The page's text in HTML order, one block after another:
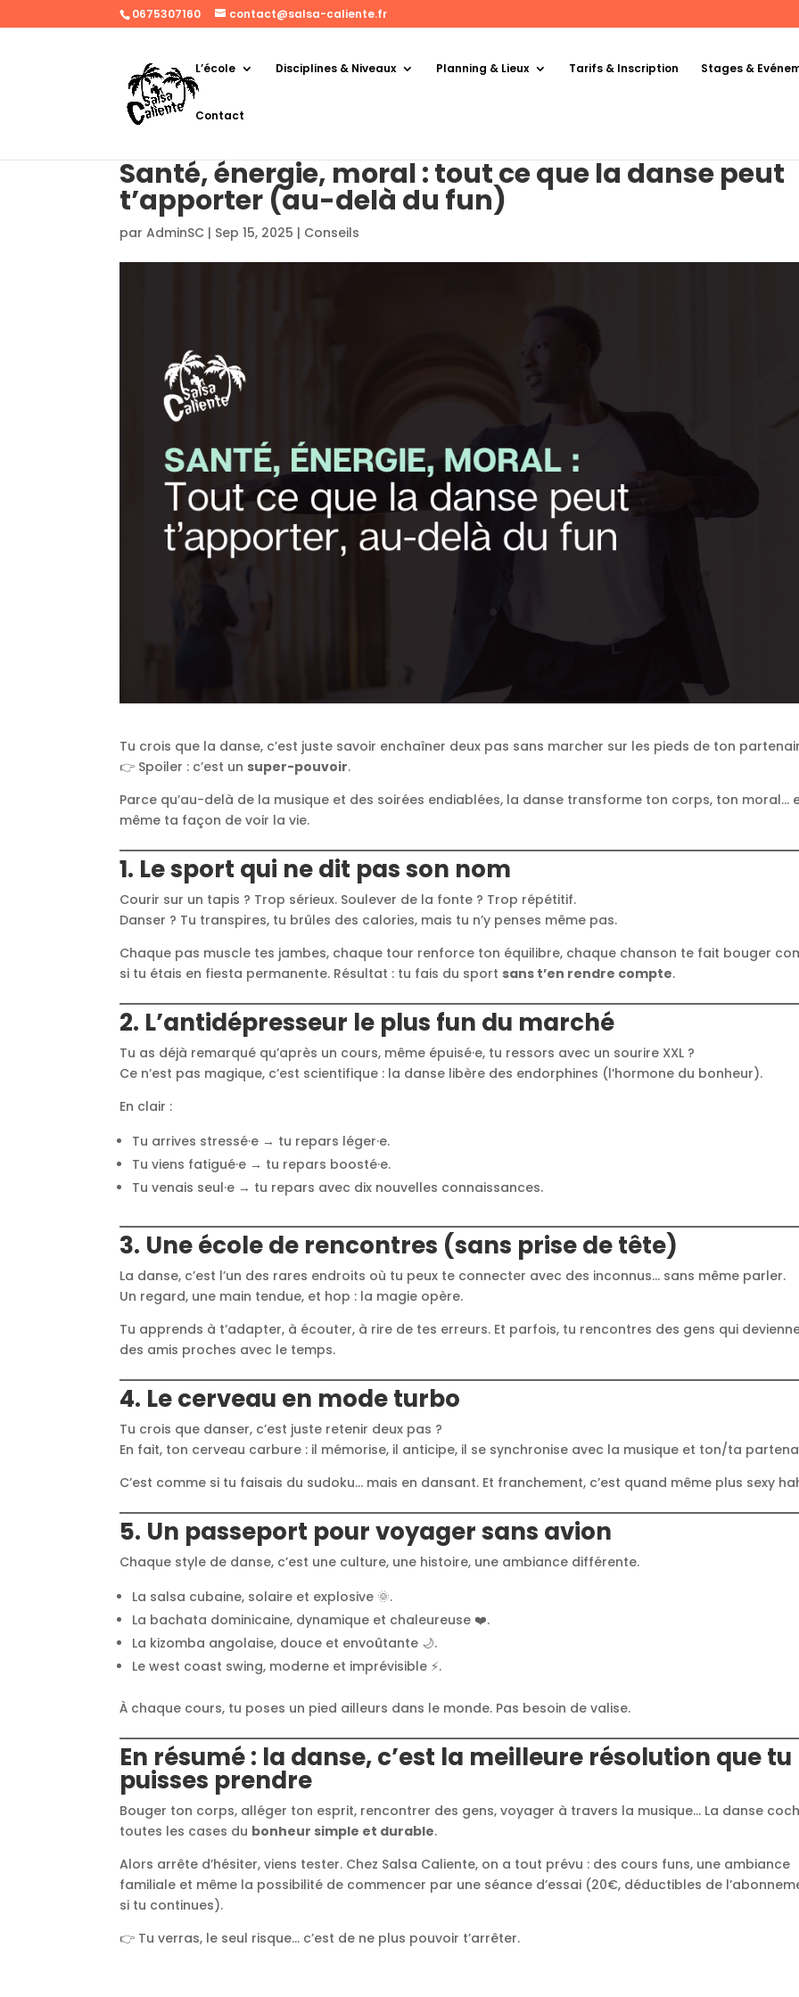
0675307160 contact@salsa-caliente.fr
L’école Disciplines & Niveaux Planning & Lieux Tarifs & Inscription Stages &
Contact
Santé, énergie, moral : tout ce que la danse peut
t’apporter (au-delà du fun)
parAdminSC | Sep 15, 2025 | Conseils
Tu crois que la danse, c’est juste savoir enchaîner deux pas sans marcher sur les pieds de ton
👉 Spoiler : c’est un super-pouvoir.
Parce qu’au-delà de la musique et des soirées endiablées, la danse transforme ton corps, ton moral…
même ta façon de voir la vie.
1. Le sport qui ne dit pas son nom
Courir sur un tapis ? Trop sérieux. Soulever de la fonte ? Trop répétitif.
Danser ? Tu transpires, tu brûles des calories, mais tu n’y penses même pas.
Chaque pas muscle tes jambes, chaque tour renforce ton équilibre, chaque chanson te fait bouger
si tu étais en fiesta permanente. Résultat : tu fais du sport sans t’en rendre compte.
2. L’antidépresseur le plus fun du marché
Tu as déjà remarqué qu’après un cours, même épuisé·e, tu ressors avec un sourire XXL ?
Ce n’est pas magique, c’est scientifique : la danse libère des endorphines (l’hormone du bonheur).
En clair :
Tu arrives stressé·e → tu repars léger·e.
Tu viens fatigué·e → tu repars boosté·e.
Tu venais seul·e → tu repars avec dix nouvelles connaissances.
3. Une école de rencontres (sans prise de tête)
La danse, c’est l’un des rares endroits où tu peux te connecter avec des inconnus… sans même parler.
Un regard, une main tendue, et hop : la magie opère.
Tu apprends à t’adapter, à écouter, à rire de tes erreurs. Et parfois, tu rencontres des gens qui
des amis proches avec le temps.
4. Le cerveau en mode turbo
Tu crois que danser, c’est juste retenir deux pas ?
En fait, ton cerveau carbure : il mémorise, il anticipe, il se synchronise avec la musique et ton/ta
C’est comme si tu faisais du sudoku… mais en dansant. Et franchement, c’est quand même plus sexy
5. Un passeport pour voyager sans avion
Chaque style de danse, c’est une culture, une histoire, une ambiance différente.
La salsa cubaine, solaire et explosive 🌞.
La bachata dominicaine, dynamique et chaleureuse ❤️.
La kizomba angolaise, douce et envoûtante 🌙.
Le west coast swing, moderne et imprévisible ⚡.
À chaque cours, tu poses un pied ailleurs dans le monde. Pas besoin de valise.
En résumé : la danse, c’est la meilleure résolution que tu
puisses prendre
Bouger ton corps, alléger ton esprit, rencontrer des gens, voyager à travers la musique… La danse
toutes les cases du bonheur simple et durable.
Alors arrête d’hésiter, viens tester. Chez Salsa Caliente, on a tout prévu : des cours funs, une ambiance
familiale et même la possibilité de commencer par une séance d’essai (20€, déductibles de
si tu continues).
👉 Tu verras, le seul risque… c’est de ne plus pouvoir t’arrêter.